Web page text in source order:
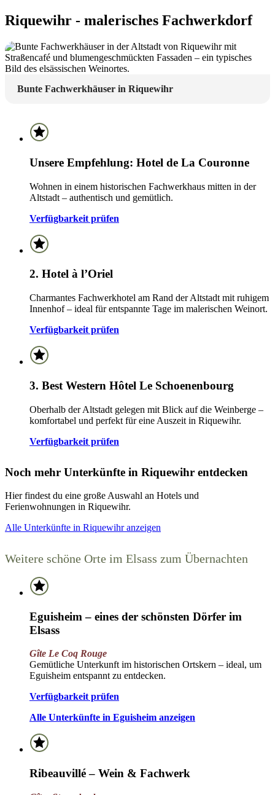
Riquewihr - malerisches Fachwerkdorf
Bunte Fachwerkhäuser in Riquewihr
Unsere Empfehlung: Hotel de La Couronne
Wohnen in einem historischen Fachwerkhaus mitten in der
Altstadt – authentisch und gemütlich.
Verfügbarkeit prüfen
2. Hotel à l’Oriel
Charmantes Fachwerkhotel am Rand der Altstadt mit ruhigem
Innenhof – ideal für entspannte Tage im malerischen Weinort.
Verfügbarkeit prüfen
3. Best Western Hôtel Le Schoenenbourg
Oberhalb der Altstadt gelegen mit Blick auf die Weinberge –
komfortabel und perfekt für eine Auszeit in Riquewihr.
Verfügbarkeit prüfen
Noch mehr Unterkünfte in Riquewihr entdecken
Hier findest du eine große Auswahl an Hotels und
Ferienwohnungen in Riquewihr.
Alle Unterkünfte in Riquewihr anzeigen
Weitere schöne Orte im Elsass zum Übernachten
Eguisheim – eines der schönsten Dörfer im
Elsass
Gîte Le Coq Rouge
Gemütliche Unterkunft im historischen Ortskern – ideal, um
Eguisheim entspannt zu entdecken.
Verfügbarkeit prüfen
Alle Unterkünfte in Eguisheim anzeigen
Ribeauvillé – Wein & Fachwerk